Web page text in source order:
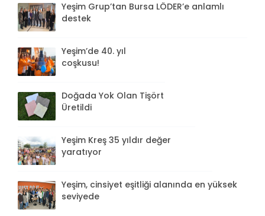
Yeşim Grup’tan Bursa LÖDER’e anlamlı
destek
Yeşim’de 40. yıl
coşkusu!
Doğada Yok Olan Tişört
Üretildi
Yeşim Kreş 35 yıldır değer
yaratıyor
Yeşim, cinsiyet eşitliği alanında en yüksek
seviyede